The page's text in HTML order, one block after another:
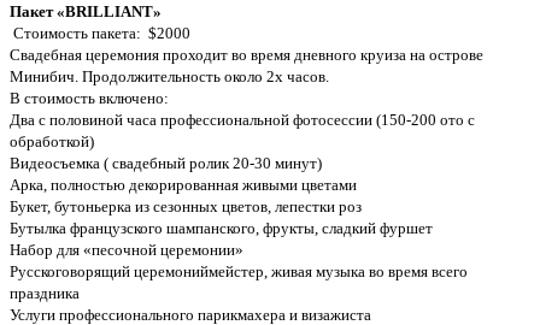
Пакет «BRILLIANT»
Стоимость пакета: $2000
Свадебная церемония проходит во время дневного круиза на острове
Минибич. Продолжительность около 2х часов.
В стоимость включено:
Два с половиной часа профессиональной фотосессии (150-200 ото с
обработкой)
Видеосъемка ( свадебный ролик 20-30 минут)
Арка, полностью декорированная живыми цветами
Букет, бутоньерка из сезонных цветов, лепестки роз
Бутылка французского шампанского, фрукты, сладкий фуршет
Набор для «песочной церемонии»
Русскоговорящий церемониймейстер, живая музыка во время всего
праздника
Услуги профессионального парикмахера и визажиста